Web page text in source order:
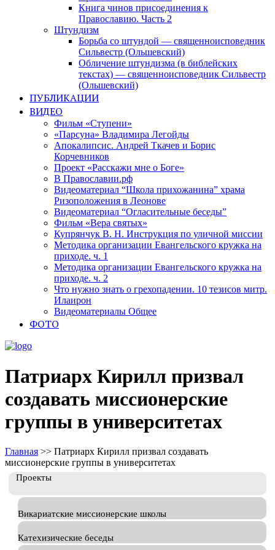
Книга чинов присоединения к
Православию. Часть 2
Штундизм
Борьба со штундой — священноисповедник
Сильвестр (Ольшевский)
Обличение штундизма (в библейских
текстах) — священноисповедник Сильвестр
(Ольшевский)
ПУБЛИКАЦИИ
ВИДЕО
Фильм «Ступени»
«Парсуна» Владимира Легойды
Апокалипсис. Андрей Ткачев и Борис
Корчевников
Проект «Расскажи мне о Боге»
В Православии.рф
Видеоматериал “Школа прихожанина” храма
Ризоположения в Леонове
Видеоматериал “Огласительные беседы”
Фильм «Вера святых»
Купрянчук В. Н. Инструкция по уличной миссии
Методика организации Евангельского кружка на
приходе. ч. 1
Методика организации Евангельского кружка на
приходе. ч. 2
Что нужно знать о грехопадении. 10 тезисов митр.
Илаирон
Видеоматериалы Общее
ФОТО
Патриарх Кирилл призвал
создавать миссионерские
группы в университетах
Главная >> Патриарх Кирилл призвал создавать
миссионерские группы в университетах
Проекты
Викариатские миссионерские школы
Катехизические беседы